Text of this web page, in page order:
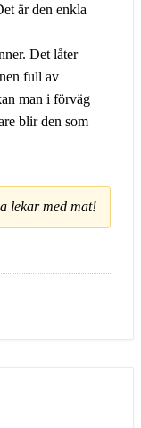
är den enkla
Det låter
full av
man i förväg
blir den som
lekar med mat!